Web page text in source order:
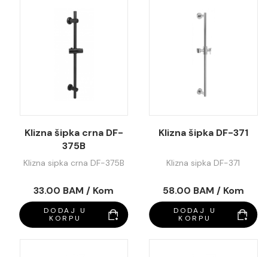
Klizna šipka crna DF-
375B
Klizna sipka crna DF-375B
33.00 BAM / Kom
DODAJ U
KORPU
Klizna šipka DF-371
Klizna sipka DF-371
58.00 BAM / Kom
DODAJ U
KORPU